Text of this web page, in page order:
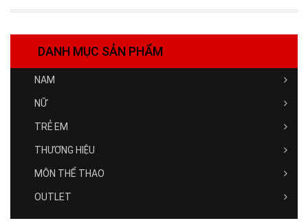
DANH MỤC SẢN PHẨM
NAM
NỮ
TRẺ EM
THƯƠNG HIỆU
MÔN THỂ THAO
OUTLET